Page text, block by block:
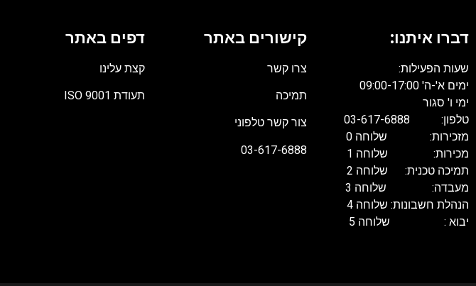
דברו איתנו:
שעות הפעילות:
ימים א'-ה' 09:00-17:00
ימי ו' סגור
טלפון: 03-617-6888
מזכירות: שלוחה 0
מכירות: שלוחה 1
תמיכה טכנית: שלוחה 2
מעבדה: שלוחה 3
הנהלת חשבונות: שלוחה 4
יבוא : שלוחה 5
קישורים באתר
צרו קשר
תמיכה
צור קשר טלפוני
03-617-6888
דפים באתר
קצת עלינו
תעודת ISO 9001